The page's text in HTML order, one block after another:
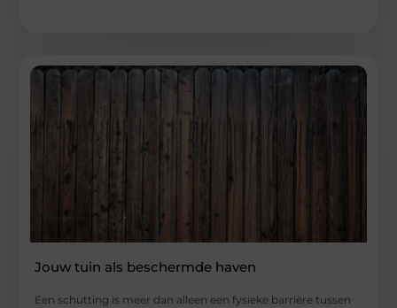
Jouw tuin als beschermde haven
Een schutting is meer dan alleen een fysieke barrière tussen